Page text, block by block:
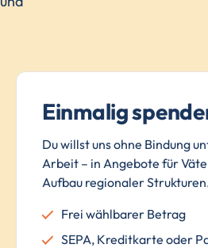
Einmalig
Du willst uns ohne Bindung
Arbeit – in Angebote für
Aufbau regionaler
Frei wählbarer Betrag
SEPA, Kreditkarte oder